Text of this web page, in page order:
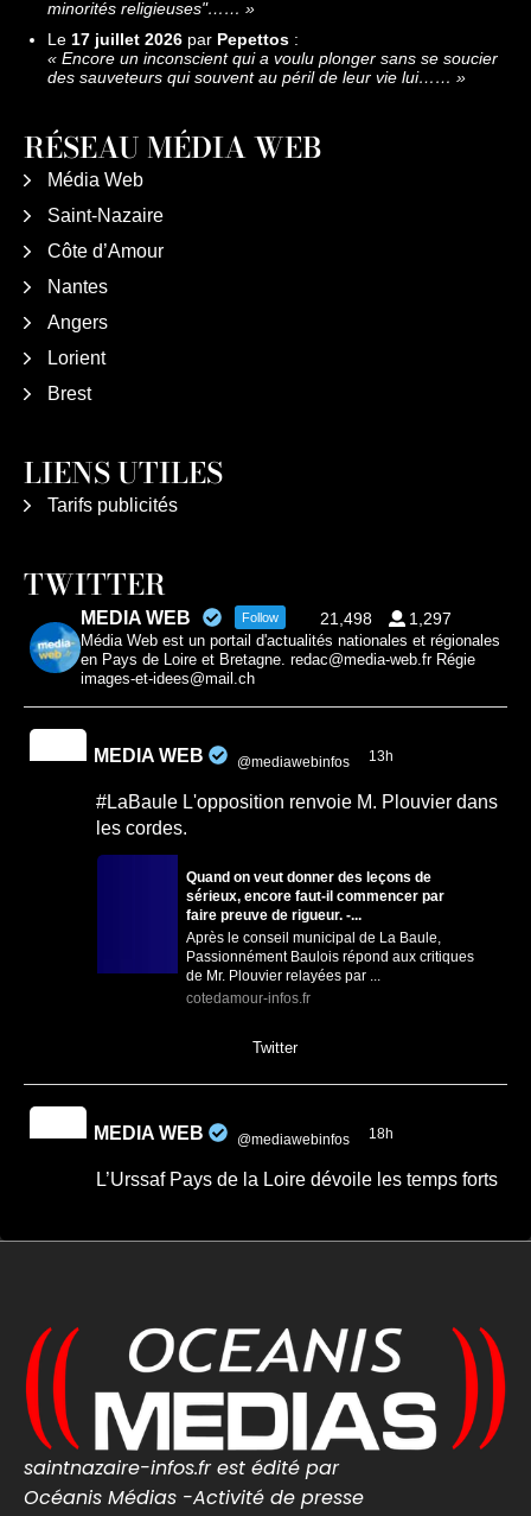
minorités religieuses"…… »
Le 17 juillet 2026 par Pepettos :
« Encore un inconscient qui a voulu plonger sans se soucier
des sauveteurs qui souvent au péril de leur vie lui…… »
RÉSEAU MÉDIA WEB
Média Web
Saint-Nazaire
Côte d’Amour
Nantes
Angers
Lorient
Brest
LIENS UTILES
Tarifs publicités
TWITTER
MEDIA WEB Follow 21,498 1,297
Média Web est un portail d'actualités nationales et régionales
en Pays de Loire et Bretagne. redac@media-web.fr Régie
images-et-idees@mail.ch
MEDIA WEB @mediawebinfos 13h
#LaBaule L'opposition renvoie M. Plouvier dans
les cordes.
Quand on veut donner des leçons de
sérieux, encore faut-il commencer par
faire preuve de rigueur. -...
Après le conseil municipal de La Baule,
Passionnément Baulois répond aux critiques
de Mr. Plouvier relayées par ...
cotedamour-infos.fr
Twitter
MEDIA WEB @mediawebinfos 18h
L’Urssaf Pays de la Loire dévoile les temps forts
la Loire revient sur les temps forts de l'année
: proximité, i...
media-web.fr
Twitter
MEDIA WEB
saintnazaire-infos.fr est édité par
Océanis Médias -Activité de presse